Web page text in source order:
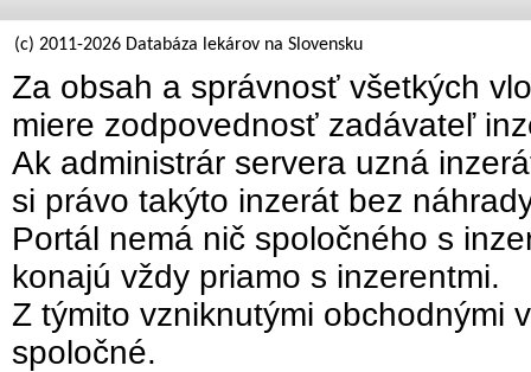
(c) 2011-2026 Databáza lekárov na Slovensku
Za obsah a správnosť všetkých
miere zodpovednosť zadávateľ
Ak administrár servera uzná
si právo takýto inzerát bez
Portál nemá nič spoločného s
konajú vždy priamo s inzerentmi.
Z týmito vzniknutými obchodnými
spoločné.